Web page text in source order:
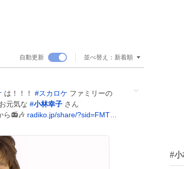
す
自動更新 並べ替え： 新着順
は！！！ #スカロケ ファミリーの
元気な #小林幸子 さん
ら📻🎶 radiko.jp/share/?sid=FMT…
#小